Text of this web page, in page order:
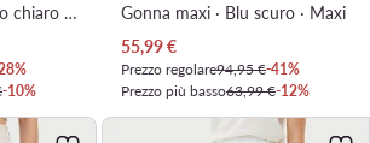
Gonna maxi · Azzurro chiaro · Maxi
-10%
Gonna maxi · Blu scuro · Maxi
Prezzo attuale
55,99€
Prezzo regolare94,95 €-41%
Prezzo più basso63,99 €-12%